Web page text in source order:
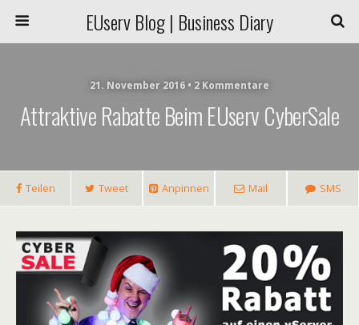
EUserv Blog | Business Diary
21. November 2016 • 2 Kommentare
Attraktive Rabatte Beim EUserv CyberSale
Teilen Tweet Anpinnen Mail SMS